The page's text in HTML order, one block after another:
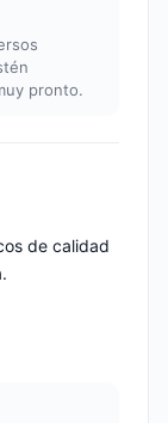
pronto.
de calidad